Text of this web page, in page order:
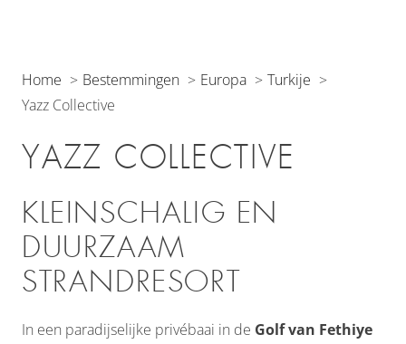
Home Bestemmingen Europa
Turkije
Yazz Collective
YAZZ COLLECTIVE
KLEINSCHALIG EN
DUURZAAM
STRANDRESORT
In een paradijselijke privébaai in de Golf van Fethiye